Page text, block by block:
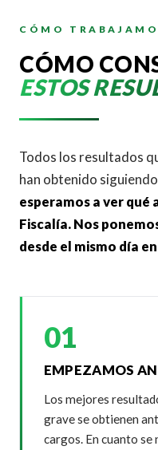
CÓMO
CÓMO
ESTOS
Todos los resultados
han obtenido
esperamos a ver qué
Fiscalía. Nos
desde el mismo día
01
EMPEZAMOS
Los mejores
grave se obtienen
cargos. En cuanto se